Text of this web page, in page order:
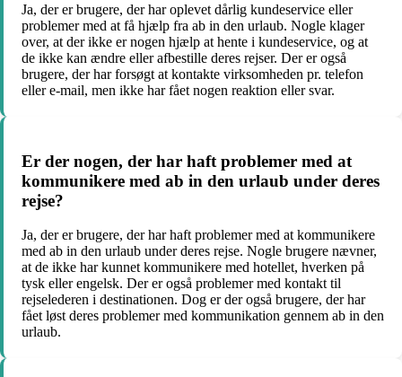
Ja, der er brugere, der har oplevet dårlig kundeservice eller
problemer med at få hjælp fra ab in den urlaub. Nogle klager
over, at der ikke er nogen hjælp at hente i kundeservice, og at
de ikke kan ændre eller afbestille deres rejser. Der er også
brugere, der har forsøgt at kontakte virksomheden pr. telefon
eller e-mail, men ikke har fået nogen reaktion eller svar.
Er der nogen, der har haft problemer med at
kommunikere med ab in den urlaub under deres
rejse?
Ja, der er brugere, der har haft problemer med at kommunikere
med ab in den urlaub under deres rejse. Nogle brugere nævner,
at de ikke har kunnet kommunikere med hotellet, hverken på
tysk eller engelsk. Der er også problemer med kontakt til
rejselederen i destinationen. Dog er der også brugere, der har
fået løst deres problemer med kommunikation gennem ab in den
urlaub.